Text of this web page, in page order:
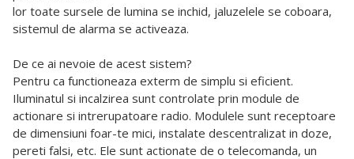
lor toate sursele de lumina se inchid, jaluzelele se coboara,
sistemul de alarma se activeaza.
De ce ai nevoie de acest sistem?
Pentru ca functioneaza exterm de simplu si eficient.
Iluminatul si incalzirea sunt controlate prin module de
actionare si intrerupatoare radio. Modulele sunt receptoare
de dimensiuni foar-te mici, instalate descentralizat in doze,
pereti falsi, etc. Ele sunt actionate de o telecomanda, un